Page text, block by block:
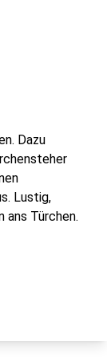
Dazu
Lustig,
ans Türchen.